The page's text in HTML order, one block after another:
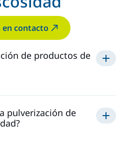
en contacto
de productos de
pulverización de